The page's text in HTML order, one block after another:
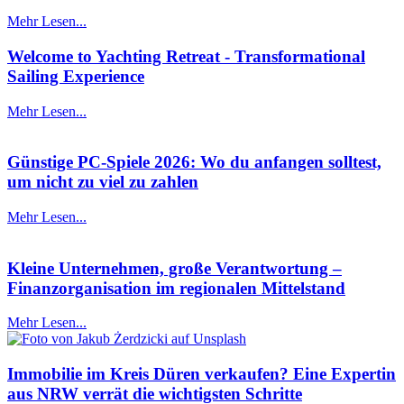
Mehr Lesen...
Welcome to Yachting Retreat - Transformational
Sailing Experience
Mehr Lesen...
Günstige PC-Spiele 2026: Wo du anfangen solltest,
um nicht zu viel zu zahlen
Mehr Lesen...
Kleine Unternehmen, große Verantwortung –
Finanzorganisation im regionalen Mittelstand
Mehr Lesen...
Immobilie im Kreis Düren verkaufen? Eine Expertin
aus NRW verrät die wichtigsten Schritte